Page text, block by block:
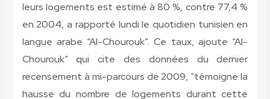
leurs logements est estimé à 80 %, contre 77,4 %
en 2004, a rapporté lundi le quotidien tunisien en
langue arabe “Al-Chourouk”. Ce taux, ajoute “Al-
Chourouk” qui cite des données du dernier
recensement à mi-parcours de 2009, “témoigne la
hausse du nombre de logements durant cette